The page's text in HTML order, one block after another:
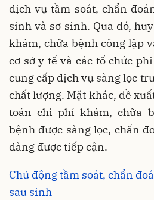
dịch vụ tầm soát, chẩn
sinh và sơ sinh. Qua đó,
khám, chữa bệnh công lập
cơ sở y tế và các tổ chức
cung cấp dịch vụ sàng lọc
chất lượng. Mặt khác, đề
toán chi phí khám, chữa
bệnh được sàng lọc, chẩn
dàng được tiếp cận.
Chủ động tầm soát, chẩn
sau sinh